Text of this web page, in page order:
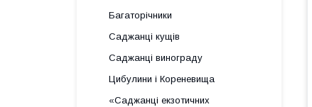
Багаторічники
Саджанці кущів
Саджанці винограду
Цибулини і Кореневища
«Саджанці екзотичних